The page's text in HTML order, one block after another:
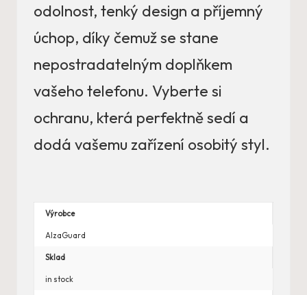
odolnost, tenký design a příjemný
úchop, díky čemuž se stane
nepostradatelným doplňkem
vašeho telefonu. Vyberte si
ochranu, která perfektně sedí a
dodá vašemu zařízení osobitý styl.
Výrobce
AlzaGuard
Sklad
in stock